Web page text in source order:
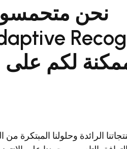
نحن
لكم على
الرائدة وحلولنا المبتكرة